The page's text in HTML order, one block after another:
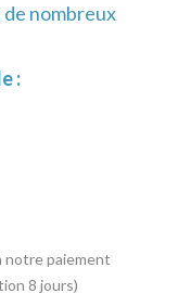
nombreux
:
notre paiement
8 jours)